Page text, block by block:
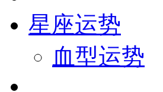
星座运势
血型运势